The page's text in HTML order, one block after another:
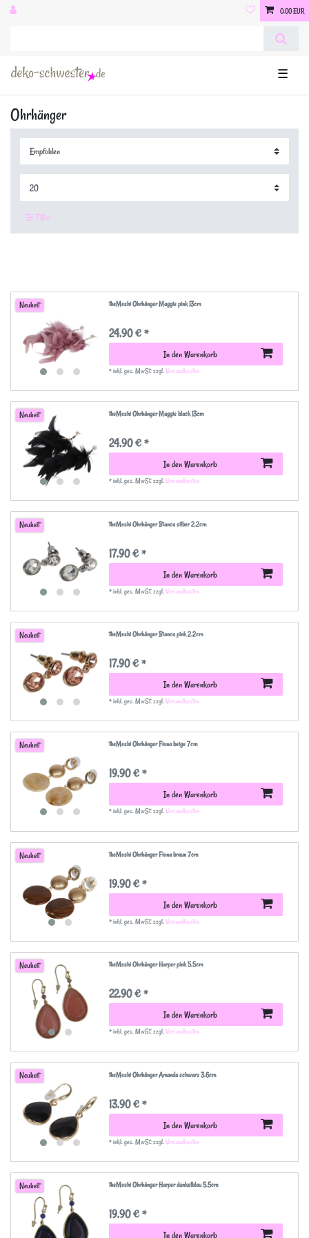
0,00 EUR
☰
Ohrhänger
Filter
Neuheit theMoshi Ohrhänger Maggie pink 13cm
24,90 € *
In den Warenkorb
*inkl. ges. MwSt.zzgl.Versandkosten
Neuheit theMoshi Ohrhänger Maggie black 13cm
24,90 € *
In den Warenkorb
*inkl. ges. MwSt.zzgl.Versandkosten
Neuheit theMoshi Ohrhänger Bianca silber 2.2cm
17,90 € *
In den Warenkorb
*inkl. ges. MwSt.zzgl.Versandkosten
Neuheit theMoshi Ohrhänger Bianca pink 2.2cm
17,90 € *
In den Warenkorb
*inkl. ges. MwSt.zzgl.Versandkosten
Neuheit theMoshi Ohrhänger Fiona beige 7cm
19,90 € *
In den Warenkorb
*inkl. ges. MwSt.zzgl.Versandkosten
Neuheit theMoshi Ohrhänger Fiona braun 7cm
19,90 € *
In den Warenkorb
*inkl. ges. MwSt.zzgl.Versandkosten
Neuheit theMoshi Ohrhänger Harper pink 5.5cm
22,90 € *
In den Warenkorb
*inkl. ges. MwSt.zzgl.Versandkosten
Neuheit theMoshi Ohrhänger Amanda schwarz 3.6cm
13,90 € *
In den Warenkorb
*inkl. ges. MwSt.zzgl.Versandkosten
Neuheit theMoshi Ohrhänger Harper dunkelblau 5.5cm
19,90 € *
In den Warenkorb